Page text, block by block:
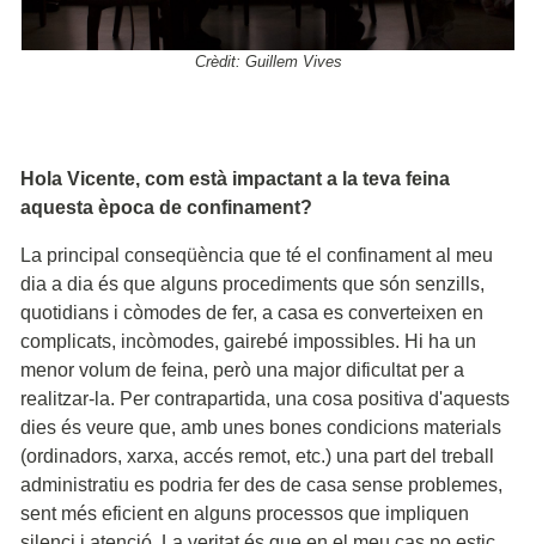
Crèdit: Guillem Vives
Hola Vicente, com està impactant a la teva feina
aquesta època de confinament?
La principal conseqüència que té el confinament al meu
dia a dia és que alguns procediments que són senzills,
quotidians i còmodes de fer, a casa es converteixen en
complicats, incòmodes, gairebé impossibles. Hi ha un
menor volum de feina, però una major dificultat per a
realitzar-la. Per contrapartida, una cosa positiva d'aquests
dies és veure que, amb unes bones condicions materials
(ordinadors, xarxa, accés remot, etc.) una part del treball
administratiu es podria fer des de casa sense problemes,
sent més eficient en alguns processos que impliquen